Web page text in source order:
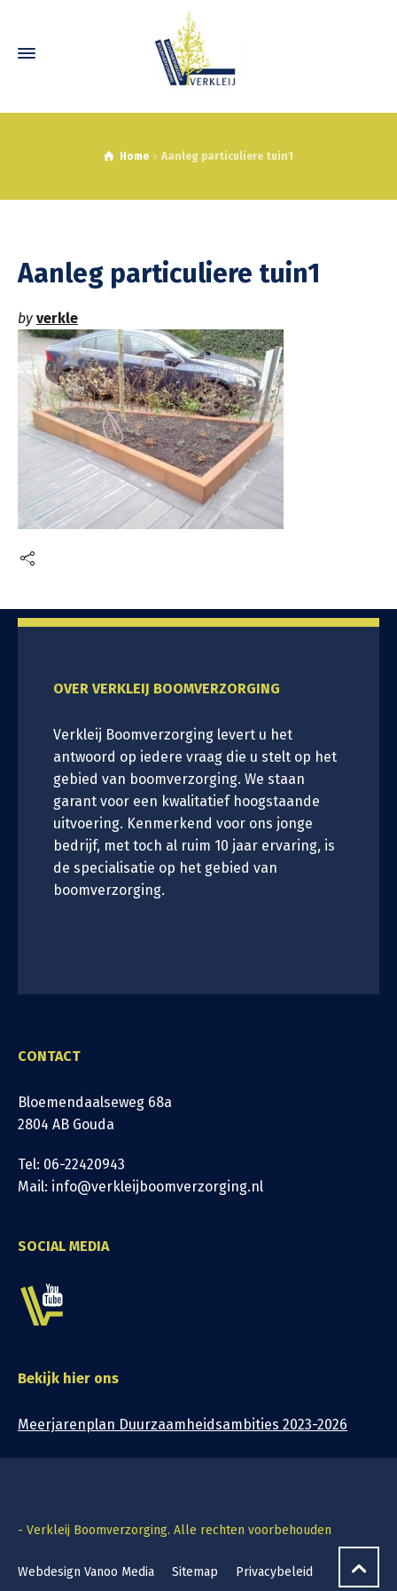
Home Aanleg particuliere tuin1
Aanleg particuliere tuin1
by verkle
OVER VERKLEIJ BOOMVERZORGING
Verkleij Boomverzorging levert u het
antwoord op iedere vraag die u stelt op het
gebied van boomverzorging. We staan
garant voor een kwalitatief hoogstaande
uitvoering. Kenmerkend voor ons jonge
bedrijf, met toch al ruim 10 jaar ervaring, is
de specialisatie op het gebied van
boomverzorging.
CONTACT
Bloemendaalseweg 68a
2804 AB Gouda
Tel: 06-22420943
Mail: info@verkleijboomverzorging.nl
SOCIAL MEDIA
Bekijk hier ons
Meerjarenplan Duurzaamheidsambities 2023-2026
- Verkleij Boomverzorging. Alle rechten voorbehouden
Webdesign Vanoo Media Sitemap Privacybeleid